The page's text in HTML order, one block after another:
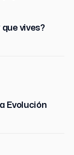
que vives?
Evolución